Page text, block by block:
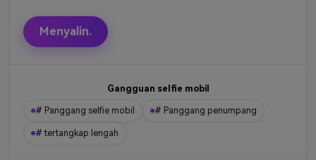
Menyalin.
Gangguan selfie mobil
# Panggang selfie mobil # Panggang penumpang
# tertangkap lengah